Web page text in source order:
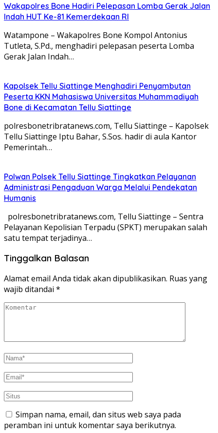
Wakapolres Bone Hadiri Pelepasan Lomba Gerak Jalan
Indah HUT Ke-81 Kemerdekaan RI
Watampone – Wakapolres Bone Kompol Antonius
Tutleta, S.Pd., menghadiri pelepasan peserta Lomba
Gerak Jalan Indah…
Kapolsek Tellu Siattinge Menghadiri Penyambutan
Peserta KKN Mahasiswa Universitas Muhammadiyah
Bone di Kecamatan Tellu Siattinge
polresbonetribratanews.com, Tellu Siattinge – Kapolsek
Tellu Siattinge Iptu Bahar, S.Sos. hadir di aula Kantor
Pemerintah…
Polwan Polsek Tellu Siattinge Tingkatkan Pelayanan
Administrasi Pengaduan Warga Melalui Pendekatan
Humanis
polresbonetribratanews.com, Tellu Siattinge – Sentra
Pelayanan Kepolisian Terpadu (SPKT) merupakan salah
satu tempat terjadinya…
Tinggalkan Balasan
Alamat email Anda tidak akan dipublikasikan. Ruas yang
wajib ditandai *
Simpan nama, email, dan situs web saya pada
peramban ini untuk komentar saya berikutnya.